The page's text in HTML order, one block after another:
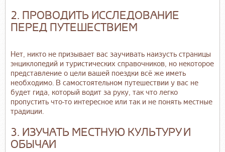
2. ПРОВОДИТЬ ИССЛЕДОВАНИЕ
ПЕРЕД ПУТЕШЕСТВИЕМ
Нет, никто не призывает вас заучивать наизусть страницы
энциклопедий и туристических справочников, но некоторое
представление о цели вашей поездки всё же иметь
необходимо. В самостоятельном путешествии у вас не
будет гида, который водит за руку, так что легко
пропустить что-то интересное или так и не понять местные
традиции.
3. ИЗУЧАТЬ МЕСТНУЮ КУЛЬТУРУ И
ОБЫЧАИ